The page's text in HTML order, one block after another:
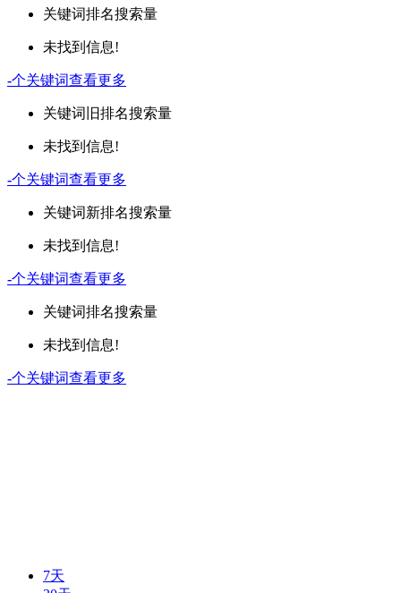
关键词排名搜索量
未找到信息!
-个关键词查看更多
关键词 旧排名搜索量
未找到信息!
-个关键词查看更多
关键词新排名搜索量
未找到信息!
-个关键词查看更多
关键词排名搜索量
未找到信息!
-个关键词查看更多
7天